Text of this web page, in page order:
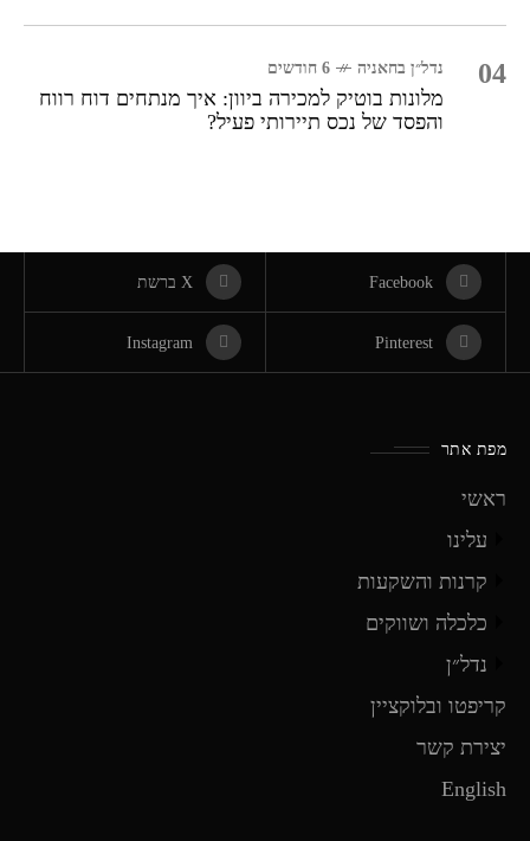
04 נדל״ן בחאניה 6 חודשים
מלונות בוטיק למכירה ביוון: איך מנתחים דוח רווח
והפסד של נכס תיירותי פעיל?
Facebook X ברשת
Pinterest
Instagram
מפת אתר
ראשי
עלינו
קרנות והשקעות
כלכלה ושווקים
נדל״ן
קריפטו ובלוקציין
יצירת קשר
English